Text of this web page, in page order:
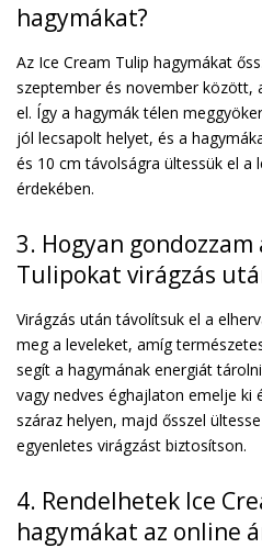
hagymákat?
Az Ice Cream Tulip hagymákat
szeptember és november között,
el. Így a hagymák télen
jól lecsapolt helyet, és a
és 10 cm távolságra ültessük el a
érdekében.
3. Hogyan gondozzam
Tulipokat virágzás
Virágzás után távolítsuk el a
meg a leveleket, amíg
segít a hagymának energiát
vagy nedves éghajlaton emelje ki
száraz helyen, majd ősszel
egyenletes virágzást biztosítson.
4. Rendelhetek Ice
hagymákat az online